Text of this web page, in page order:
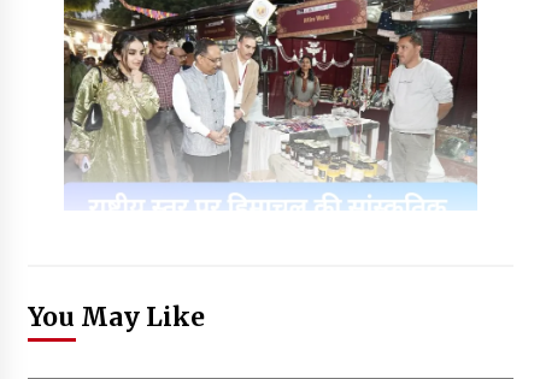
You May Like